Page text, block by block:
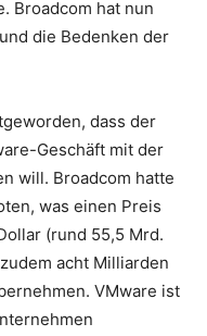
Broadcom hat nun
die Bedenken der
dass der
Geschäft mit der
will. Broadcom hatte
was einen Preis
(rund 55,5 Mrd.
acht Milliarden
VMware ist